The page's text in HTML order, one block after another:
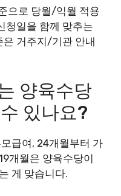
으로 당월/익월 적용
청일을 함께 맞추는
은 거주지/기관 안내
양육수당
있나요?
급여, 24개월부터 가
개월은 양육수당이
게 맞습니다.